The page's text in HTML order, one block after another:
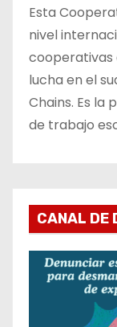
Esta
nivel
cooperativas
lucha en el
Chains. Es la
de trabajo
CANAL DE